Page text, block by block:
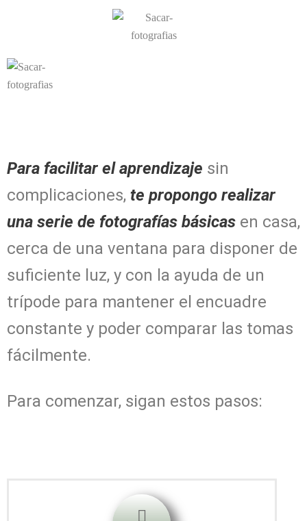
Para facilitar el aprendizaje sin
complicaciones, te propongo realizar
una serie de fotografías básicas en casa,
cerca de una ventana para disponer de
suficiente luz, y con la ayuda de un
trípode para mantener el encuadre
constante y poder comparar las tomas
fácilmente.
Para comenzar, sigan estos pasos: